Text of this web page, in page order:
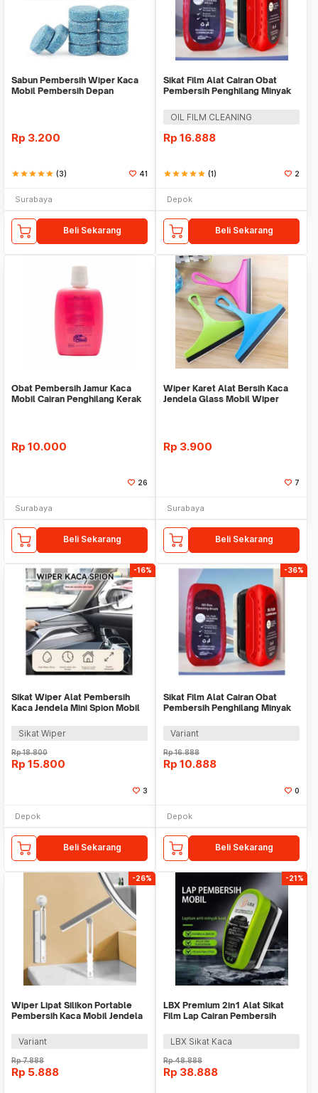
Sabun Pembersih Wiper Kaca
Mobil Pembersih Depan
Rp 3.200
starstarstarstarstar (3) 41
Surabaya
Beli Sekarang
Sikat Film Alat Cairan Obat
Pembersih Penghilang Minyak
OIL FILM CLEANING
Rp 16.888
starstarstarstarstar (1) 2
Depok
Beli Sekarang
Obat Pembersih Jamur Kaca
Mobil Cairan Penghilang Kerak
Rp 10.000
26
Surabaya
Beli Sekarang
Wiper Karet Alat Bersih Kaca
Jendela Glass Mobil Wiper
Rp 3.900
7
Surabaya
Beli Sekarang
-16%
Sikat Wiper Alat Pembersih
Kaca Jendela Mini Spion Mobil
Sikat Wiper
Rp18.800
Rp 15.800
3
Depok
Beli Sekarang
-36%
Sikat Film Alat Cairan Obat
Pembersih Penghilang Minyak
Variant
Rp16.888
Rp 10.888
0
Depok
Beli Sekarang
-26%
Wiper Lipat Silikon Portable
Pembersih Kaca Mobil Jendela
Variant
Rp7.888
Rp 5.888
-21%
LBX Premium 2in1 Alat Sikat
Film Lap Cairan Pembersih
LBX Sikat Kaca
Rp48.888
Rp 38.888